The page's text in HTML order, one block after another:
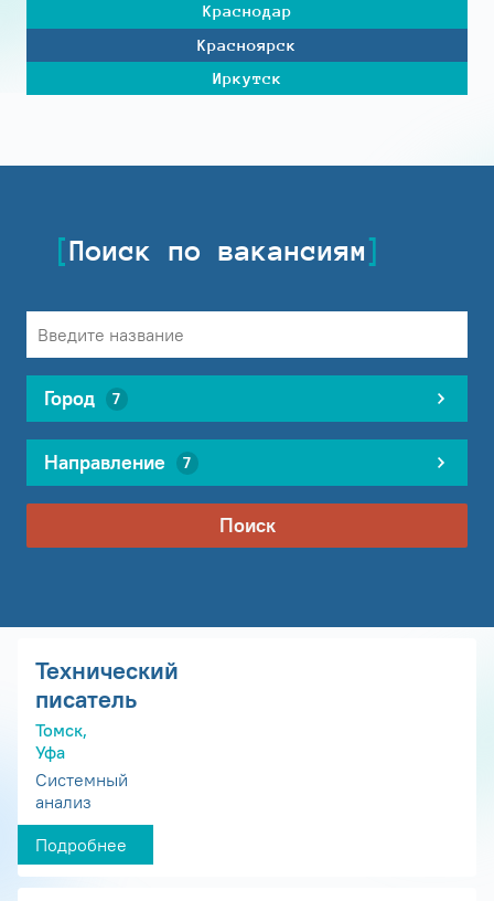
Краснодар
Красноярск
Иркутск
Поиск по вакансиям
Город 7
Направление 7
Поиск
Технический
писатель
Томск,
Уфа
Системный
анализ
Подробнее